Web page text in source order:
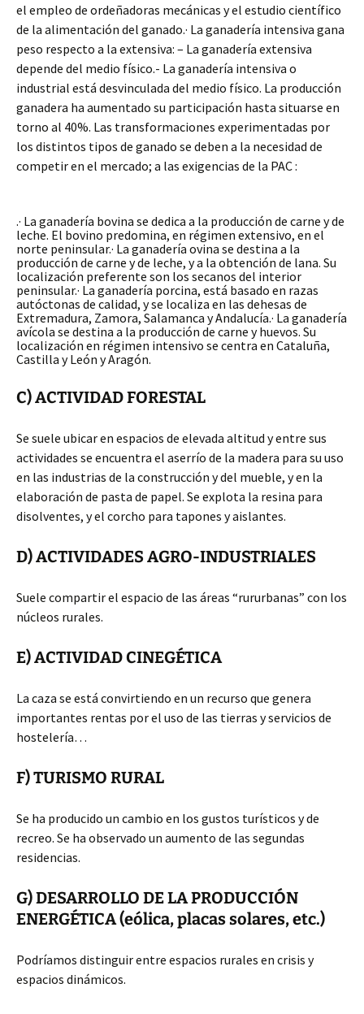
el empleo de ordeñadoras mecánicas y el estudio científico
de la alimentación del ganado.· La ganadería intensiva gana
peso respecto a la extensiva: – La ganadería extensiva
depende del medio físico.- La ganadería intensiva o
industrial está desvinculada del medio físico. La producción
ganadera ha aumentado su participación hasta situarse en
torno al 40%. Las transformaciones experimentadas por
los distintos tipos de ganado se deben a la necesidad de
competir en el mercado; a las exigencias de la PAC :
.· La ganadería bovina se dedica a la producción de carne y de
leche. El bovino predomina, en régimen extensivo, en el
norte peninsular.· La ganadería ovina se destina a la
producción de carne y de leche, y a la obtención de lana. Su
localización preferente son los secanos del interior
peninsular.· La ganadería porcina, está basado en razas
autóctonas de calidad, y se localiza en las dehesas de
Extremadura, Zamora, Salamanca y Andalucía.· La ganadería
avícola se destina a la producción de carne y huevos. Su
localización en régimen intensivo se centra en Cataluña,
Castilla y León y Aragón.
C) ACTIVIDAD FORESTAL
Se suele ubicar en espacios de elevada altitud y entre sus
actividades se encuentra el aserrío de la madera para su uso
en las industrias de la construcción y del mueble, y en la
elaboración de pasta de papel. Se explota la resina para
disolventes, y el corcho para tapones y aislantes.
D) ACTIVIDADES AGRO-INDUSTRIALES
Suele compartir el espacio de las áreas “rururbanas” con los
núcleos rurales.
E) ACTIVIDAD CINEGÉTICA
La caza se está convirtiendo en un recurso que genera
importantes rentas por el uso de las tierras y servicios de
hostelería…
F) TURISMO RURAL
Se ha producido un cambio en los gustos turísticos y de
recreo. Se ha observado un aumento de las segundas
residencias.
G) DESARROLLO DE LA PRODUCCIÓN
ENERGÉTICA (eólica, placas solares, etc.)
Podríamos distinguir entre espacios rurales en crisis y
espacios dinámicos.